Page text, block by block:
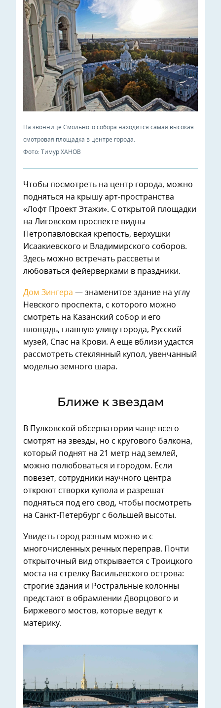
На звоннице Смольного собора находится самая высокая
смотровая площадка в центре города.
Фото: Тимур ХАНОВ
Чтобы посмотреть на центр города, можно
подняться на крышу арт-пространства
«Лофт Проект Этажи». С открытой площадки
на Лиговском проспекте видны
Петропавловская крепость, верхушки
Исаакиевского и Владимирского соборов.
Здесь можно встречать рассветы и
любоваться фейерверками в праздники.
Дом Зингера — знаменитое здание на углу
Невского проспекта, с которого можно
смотреть на Казанский собор и его
площадь, главную улицу города, Русский
музей, Спас на Крови. А еще вблизи удастся
рассмотреть стеклянный купол, увенчанный
моделью земного шара.
Ближе к звездам
В Пулковской обсерватории чаще всего
смотрят на звезды, но с кругового балкона,
который поднят на 21 метр над землей,
можно полюбоваться и городом. Если
повезет, сотрудники научного центра
откроют створки купола и разрешат
подняться под его свод, чтобы посмотреть
на Санкт-Петербург с большей высоты.
Увидеть город разным можно и с
многочисленных речных переправ. Почти
открыточный вид открывается с Троицкого
моста на стрелку Васильевского острова:
строгие здания и Ростральные колонны
предстают в обрамлении Дворцового и
Биржевого мостов, которые ведут к
материку.